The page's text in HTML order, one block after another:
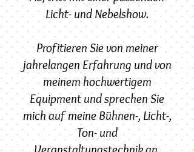
Licht- und Nebelshow.
Profitieren Sie von meiner
jahrelangen Erfahrung und von
meinem hochwertigem
Equipment und sprechen Sie
mich auf meine Bühnen-, Licht-,
Ton- und